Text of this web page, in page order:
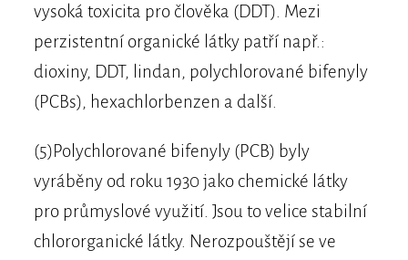
vysoká toxicita pro člověka (DDT). Mezi
perzistentní organické látky patří např.:
dioxiny, DDT, lindan, polychlorované bifenyly
(PCBs), hexachlorbenzen a další.
(5)Polychlorované bifenyly (PCB) byly
vyráběny od roku 1930 jako chemické látky
pro průmyslové využití. Jsou to velice stabilní
chlororganické látky. Nerozpouštějí se ve